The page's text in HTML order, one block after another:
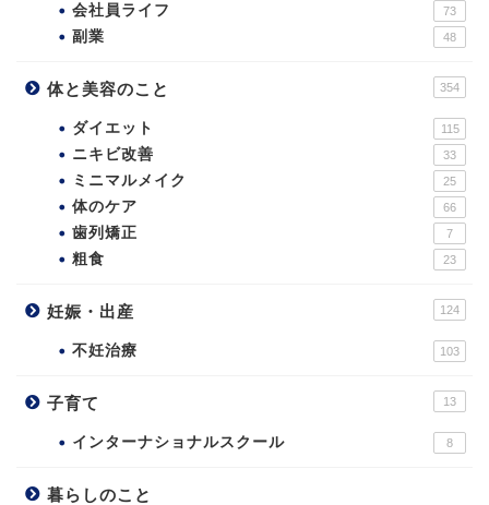
会社員ライフ 73
副業 48
体と美容のこと 354
ダイエット 115
ニキビ改善 33
ミニマルメイク 25
体のケア 66
歯列矯正 7
粗食 23
妊娠・出産 124
不妊治療 103
子育て 13
インターナショナルスクール 8
暮らしのこと